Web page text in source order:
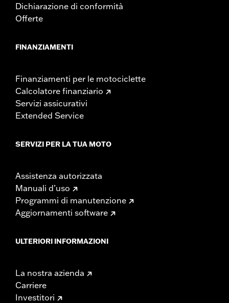
Dichiarazione di conformità
Offerte
FINANZIAMENTI
Finanziamenti per le motociclette
Calcolatore finanziario
Servizi assicurativi
Extended Service
SERVIZI PER LA TUA MOTO
Assistenza autorizzata
Manuali d’uso
Programmi di manutenzione
Aggiornamenti software
ULTERIORI INFORMAZIONI
La nostra azienda
Carriere
Investitori